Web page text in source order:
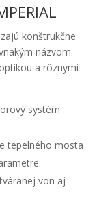
konštrukčne
názvom.
a rôznymi
systém
tepelného mosta
von aj